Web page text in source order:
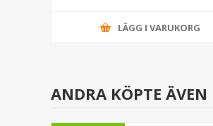
LÄGG I VARUKORG
ANDRA KÖPTE ÄVEN